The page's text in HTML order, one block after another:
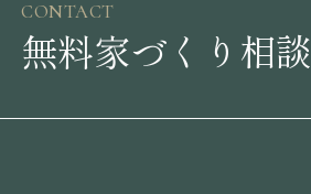
CONTACT
無料家づくり相談